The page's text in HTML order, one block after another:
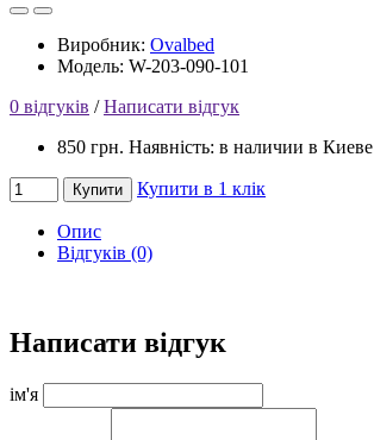
Виробник: Ovalbed
Модель: W-203-090-101
0 відгуків /Написати відгук
850 грн. Наявність: в наличии в Киеве
Купити Купити в 1 клік
Опис
Відгуків (0)
Написати відгук
ім'я